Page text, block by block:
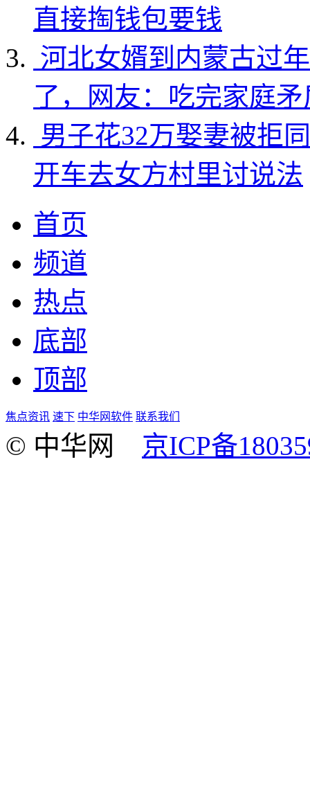
直接掏钱包要钱
河北女婿到内蒙古过
了，网友：吃完家庭
男子花32万娶妻被拒
开车去女方村里讨说法
首页
频道
热点
底部
顶部
焦点资讯 速下 中华网软件 联系我们
© 中华网 京ICP备